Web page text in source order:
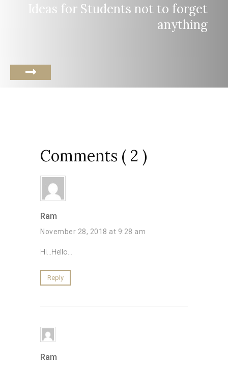
Ideas for Students not to forget
anything
Comments ( 2 )
Ram
November 28, 2018 at 9:28 am
Hi…Hello…
Reply
Ram